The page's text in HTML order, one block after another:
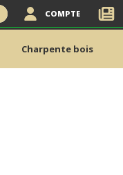
COMPTE
Charpente bois